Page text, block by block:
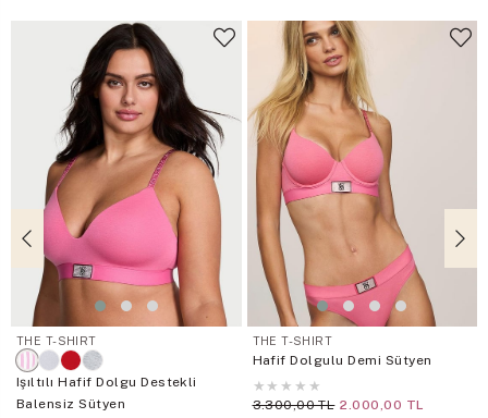
THE T-SHIRT
Işıltılı Hafif Dolgu Destekli
Balensiz Sütyen
THE T-SHIRT
Hafif Dolgulu Demi Sütyen
★ ★ ★ ★ ★
3.300,00 TL 2.000,00 TL